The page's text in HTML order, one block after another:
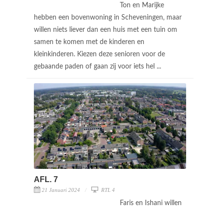
Ton en Marijke
hebben een bovenwoning in Scheveningen, maar
willen niets liever dan een huis met een tuin om
samen te komen met de kinderen en
kleinkinderen. Kiezen deze senioren voor de
gebaande paden of gaan zij voor iets hel ...
AFL. 7
21 Januari 2024 RTL 4
Faris en Ishani willen